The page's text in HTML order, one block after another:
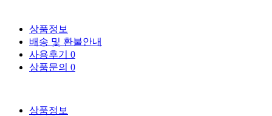
상품정보
배송 및 환불안내
사용후기 0
상품문의 0
상품정보